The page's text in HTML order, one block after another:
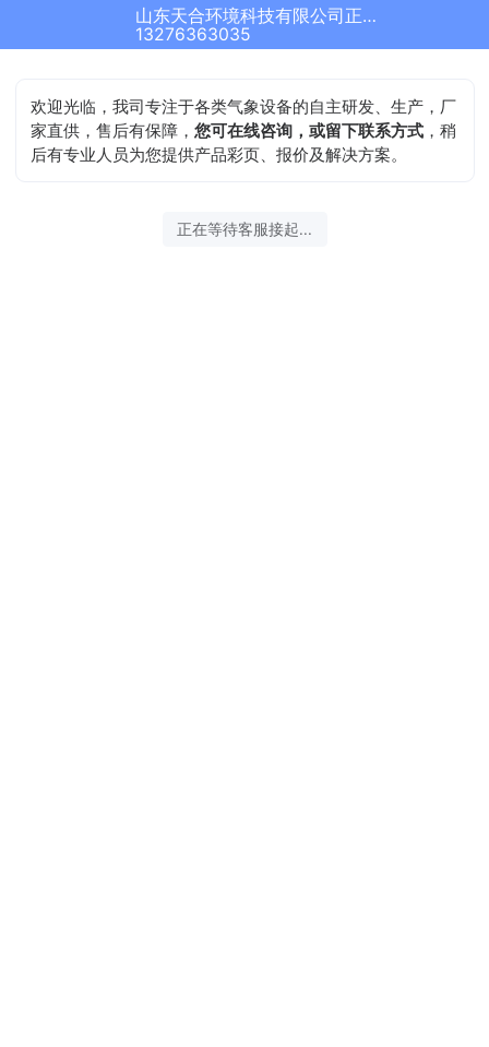
山东天合环境科技有限公司正在为您服务
13276363035
欢迎光临，我司专注于各类气象设备的自主研发、生产，厂
家直供，售后有保障，您可在线咨询，或留下联系方式 ，稍
后有专业人员为您提供产品彩页、报价及解决方案。
2026-08-08 12:33:02 开始沟通